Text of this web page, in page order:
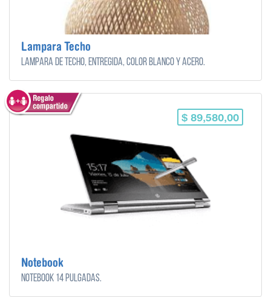
Lampara Techo
Lampara de techo, entregida, color blanco y acero.
$ 89,580,00
Notebook
Notebook 14 pulgadas.